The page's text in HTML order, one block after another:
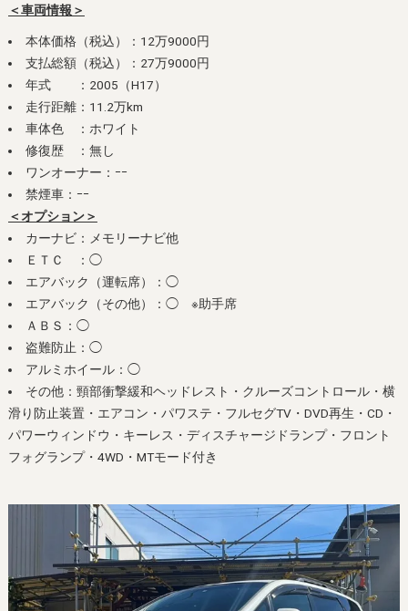
＜車両情報＞
本体価格（税込）：12万9000円
支払総額（税込）：27万9000円
年式 ：2005（H17）
走行距離：11.2万km
車体色 ：ホワイト
修復歴 ：無し
ワンオーナー：ｰｰ
禁煙車：ｰｰ
＜オプション＞
カーナビ：メモリーナビ他
ＥＴＣ ：◯
エアバック（運転席）：◯
エアバック（その他）：◯ ※助手席
ＡＢＳ：◯
盗難防止：◯
アルミホイール：◯
その他：頸部衝撃緩和ヘッドレスト・クルーズコントロール・横
滑り防止装置・エアコン・パワステ・フルセグTV・DVD再生・CD・
パワーウィンドウ・キーレス・ディスチャージドランプ・フロント
フォグランプ・4WD・MTモード付き